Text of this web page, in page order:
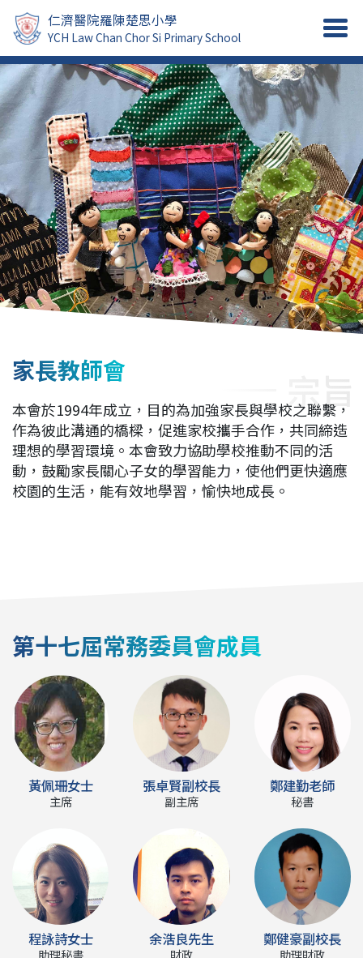
仁濟醫院羅陳楚思小學
YCH Law Chan Chor Si Primary School
家長教師會
本會於1994年成立，目的為加強家長與學校之聯繫，
作為彼此溝通的橋樑，促進家校攜手合作，共同締造
理想的學習環境。本會致力協助學校推動不同的活
動，鼓勵家長關心子女的學習能力，使他們更快適應
校園的生活，能有效地學習，愉快地成長。
第十七屆常務委員會成員
黃佩珊女士
主席
張卓賢副校長
副主席
鄭建勤老師
秘書
程詠詩女士 余浩良先生 鄭健豪副校長